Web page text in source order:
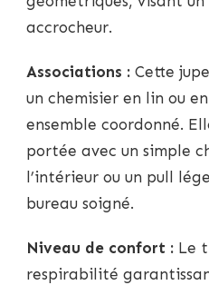
accrocheur.
Associations : Cette
un chemisier en lin ou
ensemble coordonné.
portée avec un simple
l’intérieur ou un pull
bureau soigné.
Niveau de confort : Le
respirabilité